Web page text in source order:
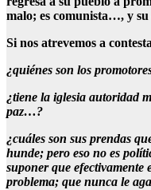
malo; es comunista…, y
Si nos atrevemos a
¿quiénes son los
¿tiene la iglesia autoridad
paz…?
¿cuáles son sus prendas
hunde; pero eso no es
suponer que efectivamente
problema; que nunca le